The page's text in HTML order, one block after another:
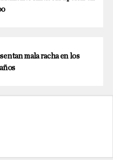
mala racha en los